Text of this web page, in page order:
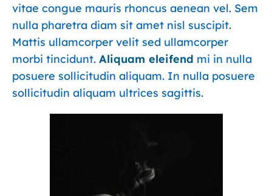
vitae congue mauris rhoncus aenean vel. Sem
nulla pharetra diam sit amet nisl suscipit.
Mattis ullamcorper velit sed ullamcorper
morbi tincidunt. Aliquam eleifend mi in nulla
posuere sollicitudin aliquam. In nulla posuere
sollicitudin aliquam ultrices sagittis.